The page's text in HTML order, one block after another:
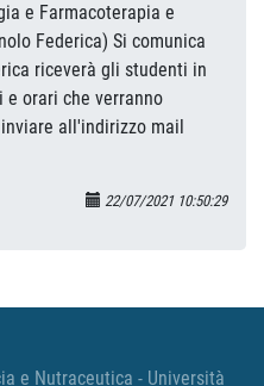
e Farmacoterapia e
Federica) Si comunica
riceverà gli studenti in
orari che verranno
all'indirizzo mail
22/07/2021 10:50:29
e Nutraceutica - Università